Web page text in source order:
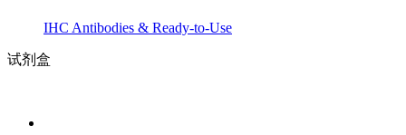
IHC Antibodies & Ready-to-Use
试剂盒